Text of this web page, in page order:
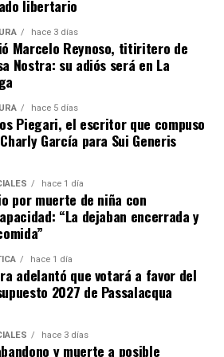
la convivencia entre
ganaderos en toda la
es el camino”, concluyeron.
libertario
hace 3 días
Marcelo Reynoso, titiritero de
Nostra: su adiós será en La
hace 5 días
Piegari, el escritor que compuso
García para Sui Generis
hace 1 día
por muerte de niña con
“La dejaban encerrada y
hace 1 día
adelantó que votará a favor del
2027 de Passalacqua
hace 3 días
y muerte a posible